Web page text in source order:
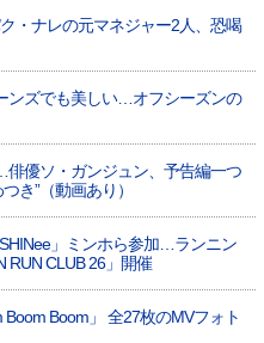
・ナレの元マネジャー2人、恐喝
ンズでも美しい…オフシーズンの
俳優ソ・ガンジュン、予告編一つ
き”（動画あり）
」ミンホら参加…ランニン
RUN CLUB 26」開催
Boom Boom」 全27枚のMVフォト